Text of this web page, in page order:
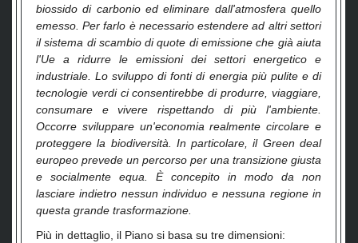
biossido di carbonio ed eliminare dall'atmosfera quello
emesso. Per farlo è necessario estendere ad altri settori
il sistema di scambio di quote di emissione che già aiuta
l'Ue a ridurre le emissioni dei settori energetico e
industriale. Lo sviluppo di fonti di energia più pulite e di
tecnologie verdi ci consentirebbe di produrre, viaggiare,
consumare e vivere rispettando di più l'ambiente.
Occorre sviluppare un'economia realmente circolare e
proteggere la biodiversità. In particolare, il Green deal
europeo prevede un percorso per una transizione giusta
e socialmente equa. È concepito in modo da non
lasciare indietro nessun individuo e nessuna regione in
questa grande trasformazione.
Più in dettaglio, il Piano si basa su tre dimensioni: